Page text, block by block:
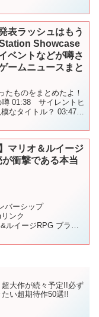
表ラッシュはもう
Showcase
ベントなどが噂さ
ームニュースまと
たものをまとめたよ！
01:38 サイレントヒ
なタイトル？ 03:47
マリオ＆ルイージ
が衝撃である本当
バーシップ
ク
ジRPG ブラザ
超大作が続々予定!!必ず
い超期待作50選!!